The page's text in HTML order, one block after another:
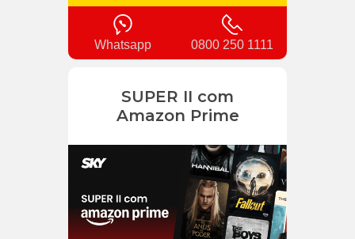
Whatsapp 0800 250 1111
SUPER II com
Amazon Prime